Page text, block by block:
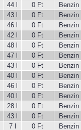
44 l 0 Ft
Benzin
43 l 0 Ft
Benzin
46 l 0 Ft
Benzin
42 l 0 Ft
Benzin
48 l 0 Ft
Benzin
47 l 0 Ft
Benzin
43 l 0 Ft
Benzin
40 l 0 Ft
Benzin
46 l 0 Ft
Benzin
40 l 0 Ft
Benzin
28 l 0 Ft
Benzin
43 l 0 Ft
Benzin
7 l 0 Ft Benzin